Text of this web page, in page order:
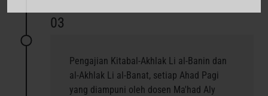
03
Pengajian Kitabal-Akhlak Li al-Banin dan
al-Akhlak Li al-Banat, setiap Ahad Pagi
yang diampuni oleh dosen Ma'had Aly